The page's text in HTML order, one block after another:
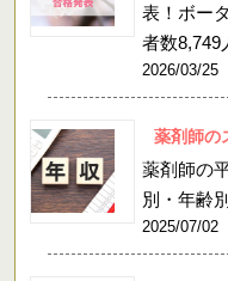
表！ボー
者数8,749
2026/03/25
薬剤師の
薬剤師の
別・年齢
2025/07/02